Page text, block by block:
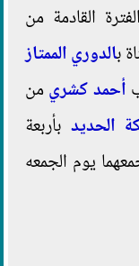
القادمة من
بالدوري الممتاز
أحمد كشريمن
الحديد بأربعة
يوم الجمعه